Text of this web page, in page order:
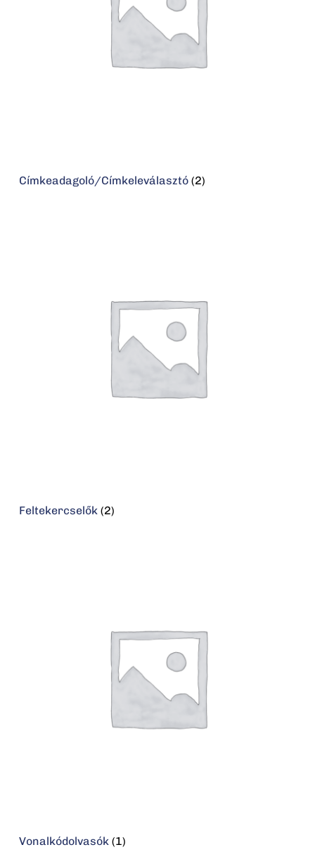
Címkeadagoló/Címkeleválasztó (2)
Feltekercselők (2)
Vonalkódolvasók (1)